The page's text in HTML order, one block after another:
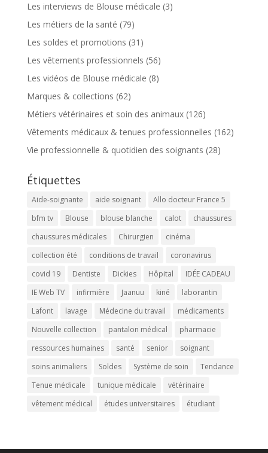
Les interviews de Blouse médicale (3)
Les métiers de la santé (79)
Les soldes et promotions (31)
Les vêtements professionnels (56)
Les vidéos de Blouse médicale (8)
Marques & collections (62)
Métiers vétérinaires et soin des animaux(126)
Vêtements médicaux & tenues professionnelles (162)
Vie professionnelle & quotidien des soignants (28)
Étiquettes
Aide-soignante aide soignant
Allo docteur France 5
bfm tv
Blouse blouse blanche calot
chaussures
chaussures médicales
Chirurgien
cinéma
collection été
conditions de travail
coronavirus
covid 19
Dentiste Dickies Hôpital
IDÉE CADEAU
IE Web TV
infirmière Jaanuu kiné
laborantin
Lafont
lavage Médecine du travail
médicaments
Nouvelle collection
pantalon médical
pharmacie
ressources humaines
santé senior
soignant
soins animaliers
Soldes Système de soin
Tendance
Tenue médicale
tunique médicale
vétérinaire
vêtement médical
études universitaires étudiant